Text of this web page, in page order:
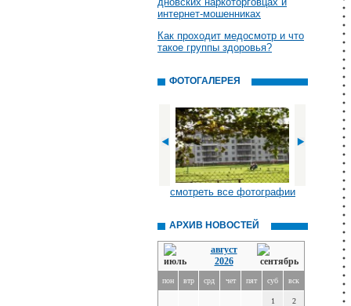
интернет-мошенниках
Как проходит медосмотр и что
такое группы здоровья?
ФОТОГАЛЕРЕЯ
смотреть все фотографии
АРХИВ НОВОСТЕЙ
август
2026
пон втр срд чет пят суб вск
1 2